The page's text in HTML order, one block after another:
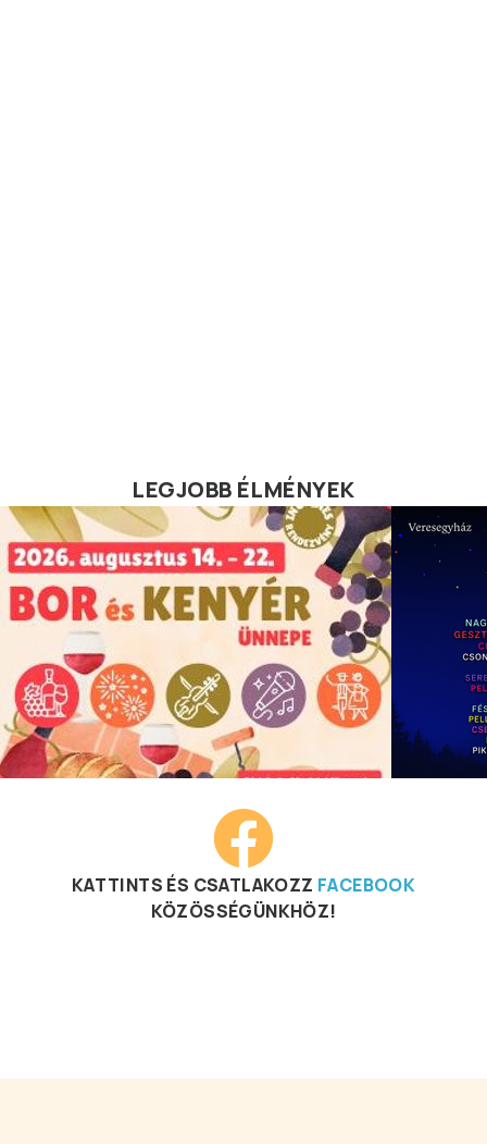
LEGJOBB ÉLMÉNYEK
KATTINTS ÉS CSATLAKOZZ FACEBOOK
KÖZÖSSÉGÜNKHÖZ!